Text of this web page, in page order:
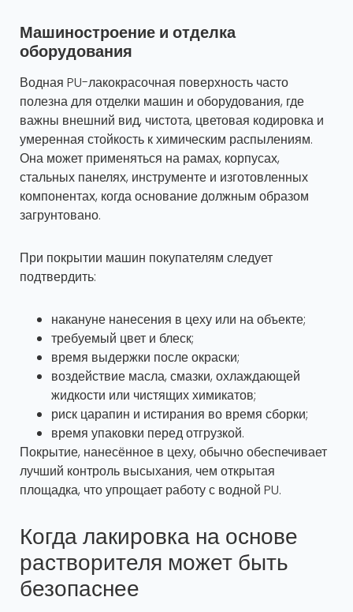
Машиностроение и отделка
оборудования
Водная PU-лакокрасочная поверхность часто
полезна для отделки машин и оборудования, где
важны внешний вид, чистота, цветовая кодировка и
умеренная стойкость к химическим распылениям.
Она может применяться на рамах, корпусах,
стальных панелях, инструменте и изготовленных
компонентах, когда основание должным образом
загрунтовано.
При покрытии машин покупателям следует
подтвердить:
накануне нанесения в цеху или на объекте;
требуемый цвет и блеск;
время выдержки после окраски;
воздействие масла, смазки, охлаждающей
жидкости или чистящих химикатов;
риск царапин и истирания во время сборки;
время упаковки перед отгрузкой.
Покрытие, нанесённое в цеху, обычно обеспечивает
лучший контроль высыхания, чем открытая
площадка, что упрощает работу с водной PU.
Когда лакировка на основе
растворителя может быть
безопаснее